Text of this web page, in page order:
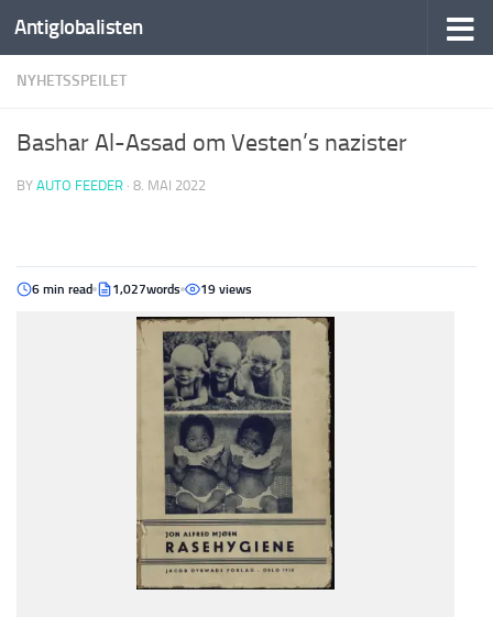
Antiglobalisten
NYHETSSPEILET
Bashar Al-Assad om Vesten’s nazister
BY AUTO FEEDER · 8. MAI 2022
6 min read 1,027words 19 views